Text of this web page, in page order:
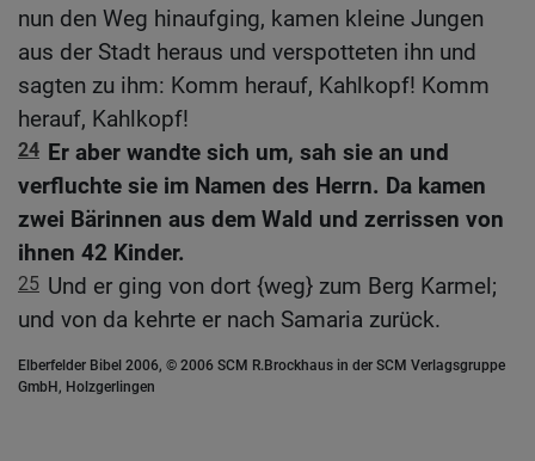
nun den Weg hinaufging, kamen kleine Jungen
aus der Stadt heraus und verspotteten ihn und
sagten zu ihm: Komm herauf, Kahlkopf! Komm
herauf, Kahlkopf!
24 Er aber wandte sich um, sah sie an und
verfluchte sie im Namen des Herrn. Da kamen
zwei Bärinnen aus dem Wald und zerrissen von
ihnen 42 Kinder.
25 Und er ging von dort {weg} zum Berg Karmel;
und von da kehrte er nach Samaria zurück.
Elberfelder Bibel 2006, © 2006 SCM R.Brockhaus in der SCM Verlagsgruppe
GmbH, Holzgerlingen